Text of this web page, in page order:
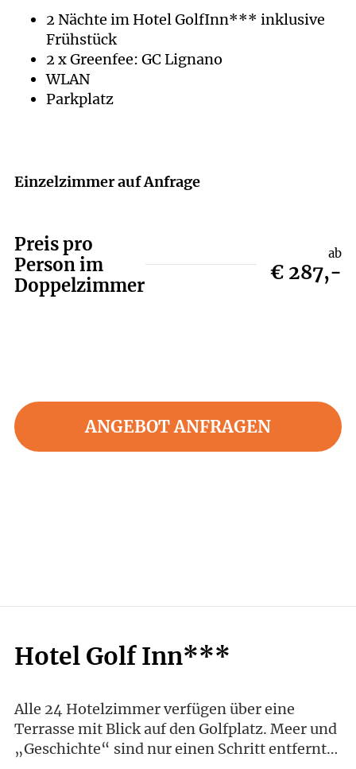
2 Nächte im Hotel GolfInn*** inklusive
Frühstück
2 x Greenfee: GC Lignano
WLAN
Parkplatz
Einzelzimmer auf Anfrage
Preis pro
Person im
Doppelzimmer
ab
€ 287,-
ANGEBOT ANFRAGEN
Hotel Golf Inn***
Alle 24 Hotelzimmer verfügen über eine
Terrasse mit Blick auf den Golfplatz. Meer und
„Geschichte“ sind nur einen Schritt entfernt…